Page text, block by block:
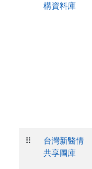
構資料庫
⠿
台灣新醫情
共享圖庫